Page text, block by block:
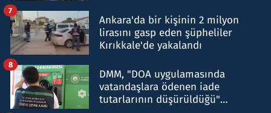
Ankara'da bir kişinin 2 milyon
lirasını gasp eden şüpheliler
Kırıkkale'de yakalandı
7
DMM, "DOA uygulamasında
vatandaşlara ödenen iade
tutarlarının düşürüldüğü"
8